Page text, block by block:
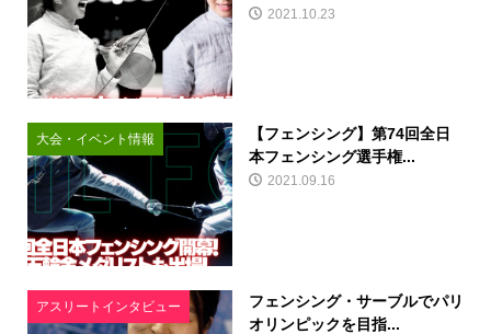
2021.10.23
大会・イベント情報
【フェンシング】第74回全日
本フェンシング選手権...
2021.09.16
アスリートインタビュー
フェンシング・サーブルでパリ
オリンピックを目指...